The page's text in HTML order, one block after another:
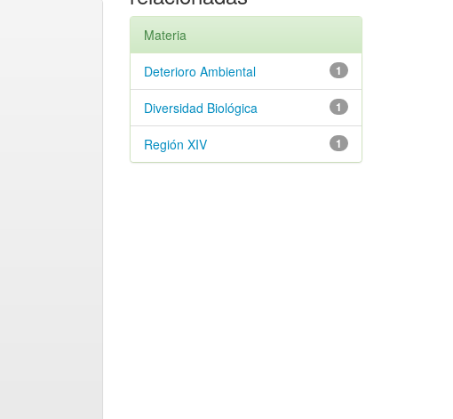
Materia
1
Deterioro Ambiental
1
Diversidad Biológica
1
Región XIV